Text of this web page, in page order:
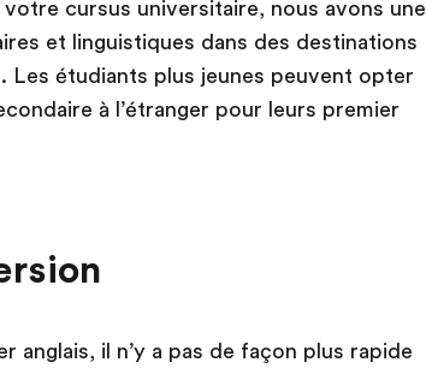
cursus universitaire, nous avons une
et linguistiques dans des destinations
Les étudiants plus jeunes peuvent opter
à l’étranger pour leurs premier
anglais, il n’y a pas de façon plus rapide